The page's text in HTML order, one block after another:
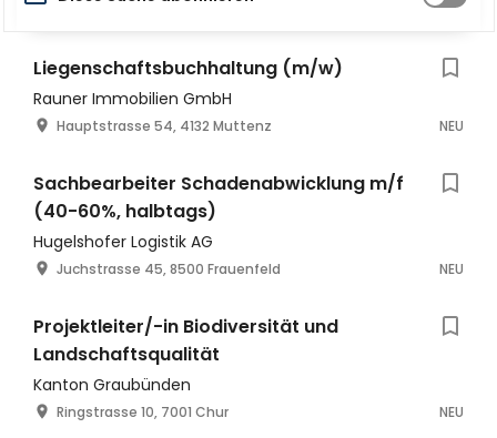
Liegenschaftsbuchhaltung (m/w)
Rauner Immobilien GmbH
Hauptstrasse 54, 4132 Muttenz NEU
Sachbearbeiter Schadenabwicklung m/f
(40-60%, halbtags)
Hugelshofer Logistik AG
Juchstrasse 45, 8500 Frauenfeld NEU
Projektleiter/-in Biodiversität und
Landschaftsqualität
Kanton Graubünden
Ringstrasse 10, 7001 Chur NEU